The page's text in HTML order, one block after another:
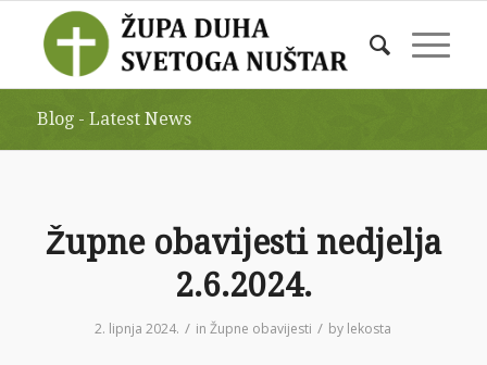
Blog - Latest News
Župne obavijesti nedjelja
2.6.2024.
2. lipnja 2024. / inŽupne obavijesti / by lekosta